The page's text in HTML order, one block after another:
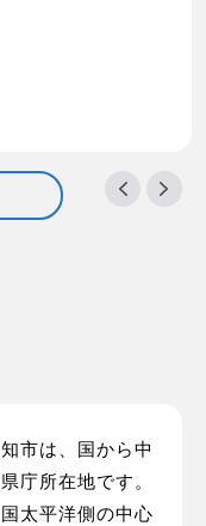
市は、国から中
庁所在地です。
太平洋側の中心